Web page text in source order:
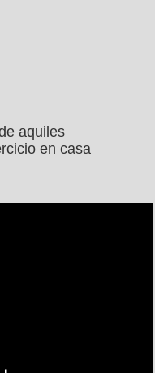
aquiles
en casa